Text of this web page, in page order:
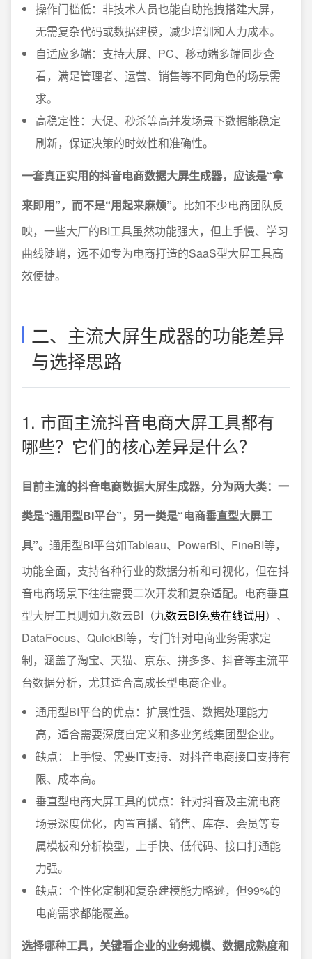
操作门槛低：非技术人员也能自助拖拽搭建大屏，
无需复杂代码或数据建模，减少培训和人力成本。
自适应多端：支持大屏、PC、移动端多端同步查
看，满足管理者、运营、销售等不同角色的场景需
求。
高稳定性：大促、秒杀等高并发场景下数据能稳定
刷新，保证决策的时效性和准确性。
一套真正实用的抖音电商数据大屏生成器，应该是“拿
来即用”，而不是“用起来麻烦”。 比如不少电商团队反
映，一些大厂的BI工具虽然功能强大，但上手慢、学习
曲线陡峭，远不如专为电商打造的SaaS型大屏工具高
效便捷。
二、主流大屏生成器的功能差异
与选择思路
1. 市面主流抖音电商大屏工具都有
哪些？它们的核心差异是什么？
目前主流的抖音电商数据大屏生成器，分为两大类：一
类是“通用型BI平台”，另一类是“电商垂直型大屏工
具”。 通用型BI平台如Tableau、PowerBI、FineBI等，
功能全面，支持各种行业的数据分析和可视化，但在抖
音电商场景下往往需要二次开发和复杂适配。电商垂直
型大屏工具则如九数云BI（九数云BI免费在线试用）、
DataFocus、QuickBI等，专门针对电商业务需求定
制，涵盖了淘宝、天猫、京东、拼多多、抖音等主流平
台数据分析，尤其适合高成长型电商企业。
通用型BI平台的优点：扩展性强、数据处理能力
高，适合需要深度自定义和多业务线集团型企业。
缺点：上手慢、需要IT支持、对抖音电商接口支持有
限、成本高。
垂直型电商大屏工具的优点：针对抖音及主流电商
场景深度优化，内置直播、销售、库存、会员等专
属模板和分析模型，上手快、低代码、接口打通能
力强。
缺点：个性化定制和复杂建模能力略逊，但99%的
电商需求都能覆盖。
选择哪种工具，关键看企业的业务规模、数据成熟度和